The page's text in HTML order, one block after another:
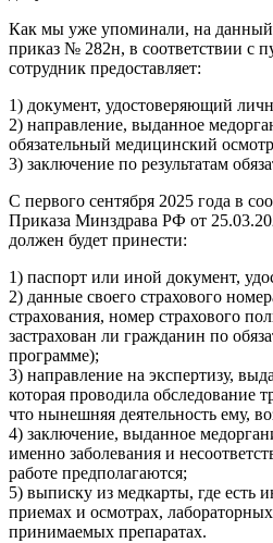
Как мы уже упоминали, на данный
приказ № 282н, в соответствии с
сотрудник предоставляет:
1) документ, удостоверяющий
2) направление, выданное
обязательный медицинский
3) заключение по результатам
С первого сентября 2025 года в
Приказа Минздрава РФ от
должен будет принести:
1) паспорт или иной документ,
2) данные своего страхового
страхования, номер страхового
застрахован ли гражданин по
программе);
3) направление на экспертизу,
которая проводила обследование
что нынешняя деятельность ему,
4) заключение, выданное
именно заболевания и
работе предполагаются;
5) выписку из медкарты, где есть
приемах и осмотрах,
принимаемых препаратах.